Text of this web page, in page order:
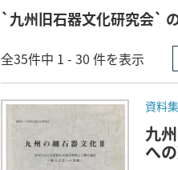
`九州旧石器文化研究会`
全35件中 1 - 30 件を表示
資料集
九
へ